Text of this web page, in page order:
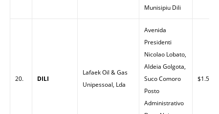
Munisipiu Dili
20. DILI
Lafaek Oil & Gas
Unipessoal, Lda
Avenida
Presidenti
Nicolao Lobato,
Aldeia Golgota,
Suco Comoro
Posto
Administrativo
$1.51